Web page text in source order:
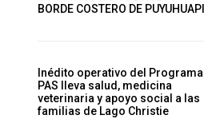
BORDE COSTERO DE PUYUHUAPI
Inédito operativo del Programa
PAS lleva salud, medicina
veterinaria y apoyo social a las
familias de Lago Christie